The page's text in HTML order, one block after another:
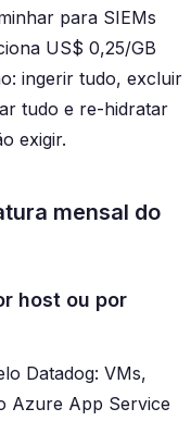
para SIEMs
US$ 0,25/GB
ingerir tudo, excluir
tudo e re-hidratar
exigir.
mensal do
host ou por
Datadog: VMs,
Azure App Service